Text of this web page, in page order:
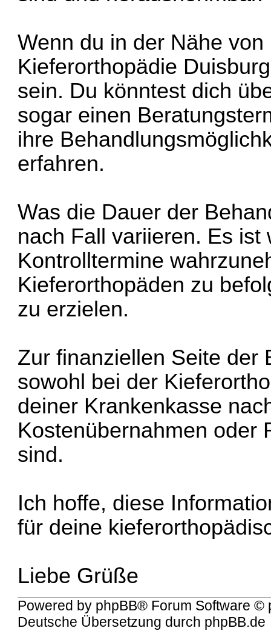
Wenn du in der Nähe
Kieferorthopädie Duisburg
sein. Du könntest dich
sogar einen
ihre
erfahren.
Was die Dauer der
nach Fall variieren. Es
Kontrolltermine
Kieferorthopäden zu
zu erzielen.
Zur finanziellen Seite der
sowohl bei der
deiner Krankenkasse
Kostenübernahmen oder
sind.
Ich hoffe, diese
für deine
Liebe Grüße
Powered by phpBB® Forum Software ©
Deutsche Übersetzung durch phpBB.de